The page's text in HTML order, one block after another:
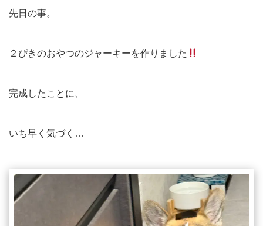
先日の事。
２ぴきのおやつのジャーキーを作りました
完成したことに、
いち早く気づく…